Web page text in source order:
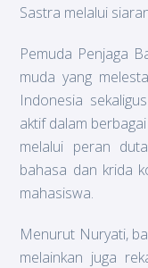
Sastra melalui
Pemuda Penjaga
muda yang
Indonesia
aktif dalam
melalui peran
bahasa dan krida
mahasiswa.
Menurut Nuryati,
melainkan juga